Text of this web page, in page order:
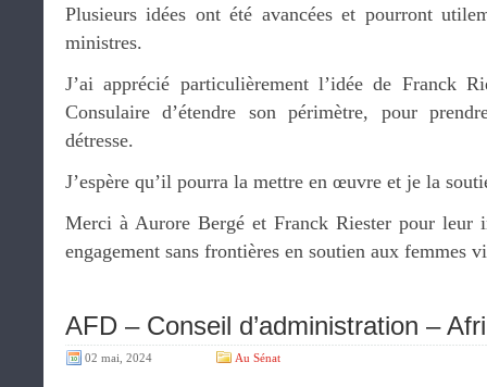
Plusieurs idées ont été avancées et pourront
ministres.
J’ai apprécié particulièrement l’idée de Franck
Consulaire d’étendre son périmètre, pour
détresse.
J’espère qu’il pourra la mettre en œuvre et je la
Merci à Aurore Bergé et Franck Riester pour leur
engagement sans frontières en soutien aux femmes
AFD – Conseil d’administration –
02 mai, 2024 Au Sénat